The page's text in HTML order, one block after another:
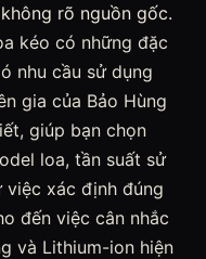
rõ nguồn gốc.
kéo có những đặc
nhu cầu sử dụng
gia của Bảo Hùng
giúp bạn chọn
loa, tần suất sử
việc xác định đúng
đến việc cân nhắc
và Lithium-ion hiện